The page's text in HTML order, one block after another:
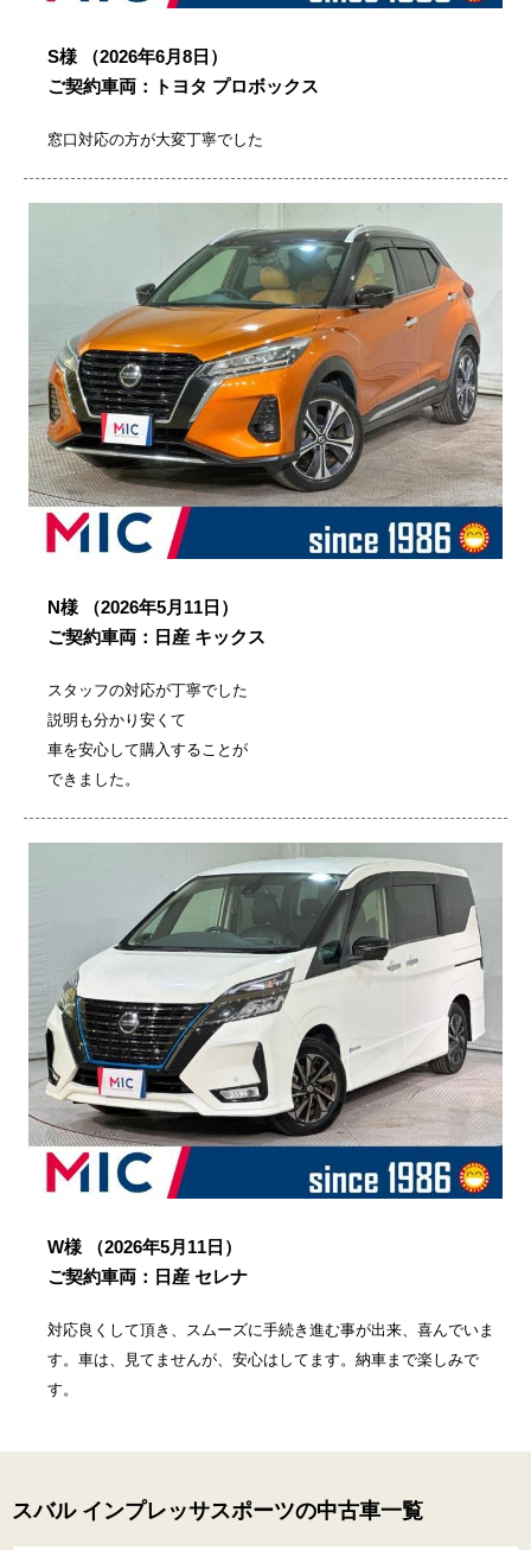
S様
（2026年6月8日）
ご契約車両：トヨタ プロボックス
窓口対応の方が大変丁寧でした
N様
（2026年5月11日）
ご契約車両：日産 キックス
スタッフの対応が丁寧でした
説明も分かり安くて
車を安心して購入することが
できました。
W様
（2026年5月11日）
ご契約車両：日産 セレナ
対応良くして頂き、スムーズに手続き進む事が出来、喜んでいま
す。車は、見てませんが、安心はしてます。納車まで楽しみで
す。
スバル インプレッサスポーツの中古車一覧